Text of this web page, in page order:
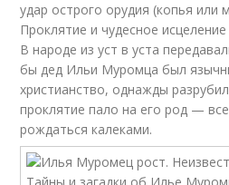
удар острого орудия (копья или
Проклятие и чудесное исцеление
В народе из уст в уста
бы дед Ильи Муромца был
христианство, однажды
проклятие пало на его род —
рождаться калеками.